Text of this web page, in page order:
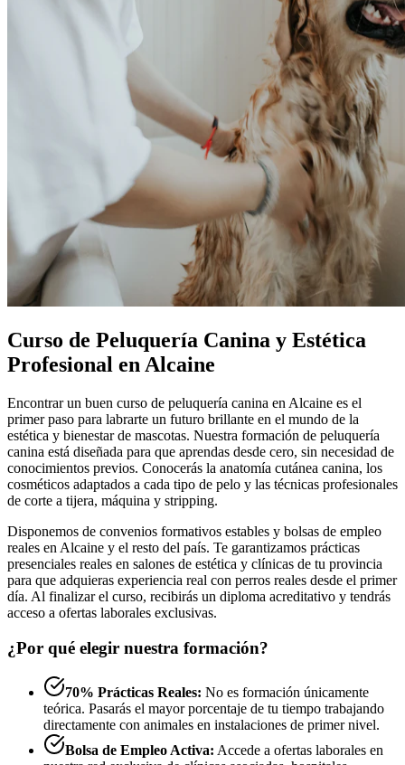
Curso de Peluquería Canina y Estética
Profesional en Alcaine
Encontrar un buen curso de peluquería canina en Alcaine es el
primer paso para labrarte un futuro brillante en el mundo de la
estética y bienestar de mascotas. Nuestra formación de peluquería
canina está diseñada para que aprendas desde cero, sin necesidad de
conocimientos previos. Conocerás la anatomía cutánea canina, los
cosméticos adaptados a cada tipo de pelo y las técnicas profesionales
de corte a tijera, máquina y stripping.
Disponemos de convenios formativos estables y bolsas de empleo
reales en Alcaine y el resto del país. Te garantizamos prácticas
presenciales reales en salones de estética y clínicas de tu provincia
para que adquieras experiencia real con perros reales desde el primer
día. Al finalizar el curso, recibirás un diploma acreditativo y tendrás
acceso a ofertas laborales exclusivas.
¿Por qué elegir nuestra formación?
70% Prácticas Reales: No es formación únicamente
teórica. Pasarás el mayor porcentaje de tu tiempo trabajando
directamente con animales en instalaciones de primer nivel.
Bolsa de Empleo Activa: Accede a ofertas laborales en